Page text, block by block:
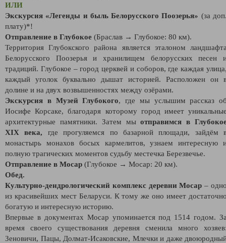
ИЛИ
Экскурсия «Легенды и быль Белорусского Поозерья» (за
плату)*!
Отправление в Глубокое (Браслав → Глубокое: 80 км).
Территория Глубокского района является эталоном
Белорусского Поозерья и хранилищем белорусских песен
традиций. Глубокое – город церквей и соборов, где каждая
каждый уголок буквально дышат историей. Расположен он
долине и на двух возвышенностях между озёрами.
Экскурсия в Музей Глубокого, где мы услышим рассказ
Иосифе Корсаке, благодаря которому город имеет
архитектурные памятники. Затем мыотправимся в
XIX века, где прогуляемся по базарной площади, зайдём
монастырь монахов босых кармелитов, узнаем интересную
полную трагических моментов судьбу местечка Березвечье.
Отправление в Мосар (Глубокое → Мосар: 20 км).
Обед.
Культурно-дендрологический комплекс деревни Мосар –
из красивейших мест Беларуси. К тому же оно имеет
богатую и интересную историю.
Впервые в документах Мосар упоминается под 1514 годом.
время своего существования деревня сменила много
Зеновичи, Пацы, Долмат-Исаковские, Млечки и даже